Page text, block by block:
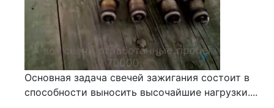
Основная задача свечей зажигания состоит в
способности выносить высочайшие нагрузки....